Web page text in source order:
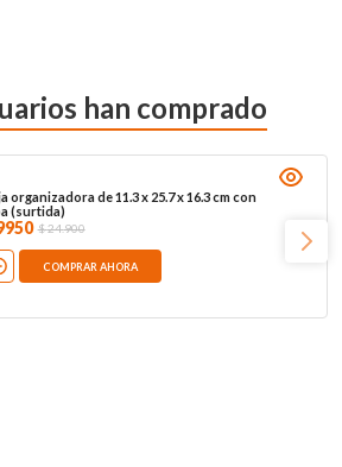
han comprado
organizadora de 11.3 x 25.7 x 16.3 cm con
(surtida)
$24.900
COMPRAR AHORA